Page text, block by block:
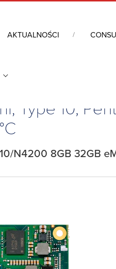
AKTUALNOŚCI
Type 10,
N4200 8GB 32GB